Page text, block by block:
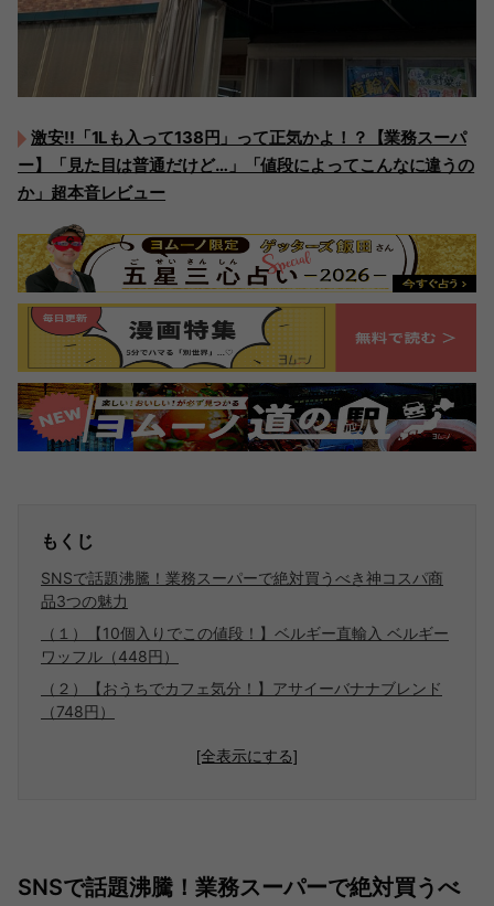
激安!!「1Lも入って138円」って正気かよ！？【業務スーパ
ー】「見た目は普通だけど…」「値段によってこんなに違うの
か」超本音レビュー
もくじ
SNSで話題沸騰！業務スーパーで絶対買うべき神コスパ商
品3つの魅力
（１）【10個入りでこの値段！】ベルギー直輸入 ベルギー
ワッフル（448円）
（２）【おうちでカフェ気分！】アサイーバナナブレンド
（748円）
[全表示にする]
SNSで話題沸騰！業務スーパーで絶対買うべ